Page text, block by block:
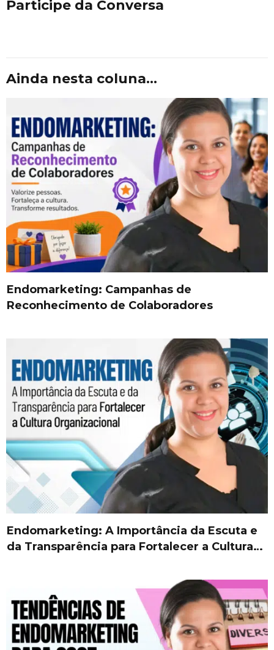
Participe da Conversa
Ainda nesta coluna...
Endomarketing: Campanhas de
Reconhecimento de Colaboradores
Endomarketing: A Importância da Escuta e
da Transparência para Fortalecer a Cultura…